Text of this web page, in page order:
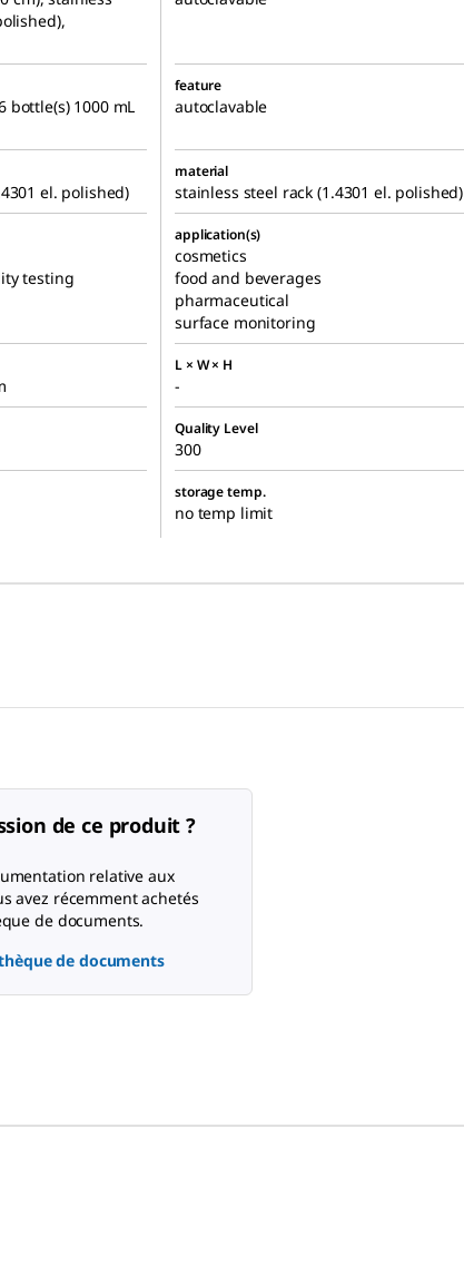
bottle(s) 1000 mL
feature
autoclavable
el. polished)
material
stainless steel rack (1.4301 el. polished)
testing
application(s)
cosmetics
food and beverages
pharmaceutical
surface monitoring
L × W × H
-
Quality Level
300
storage temp.
no temp limit
de ce produit ?
relative aux
avez récemment achetés
de documents.
de documents